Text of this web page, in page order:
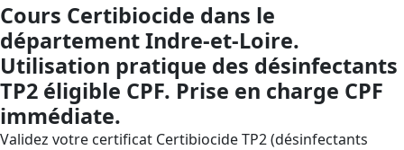
Cours Certibiocide dans le
département Indre-et-Loire.
Utilisation pratique des désinfectants
TP2 éligible CPF. Prise en charge CPF
immédiate.
Validez votre certificat Certibiocide TP2 (désinfectants